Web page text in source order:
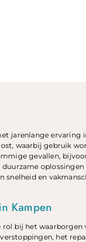
jarenlange ervaring
waarbij gebruik
gevallen,
snelheid en
Kampen
bij het
het